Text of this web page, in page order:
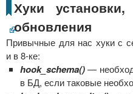
Хуки установки,
обновления
Привычные для нас хуки с
и в 8-ке:
hook_schema()—
в БД, если таковые